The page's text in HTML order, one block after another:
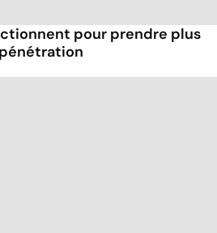
pour prendre plus